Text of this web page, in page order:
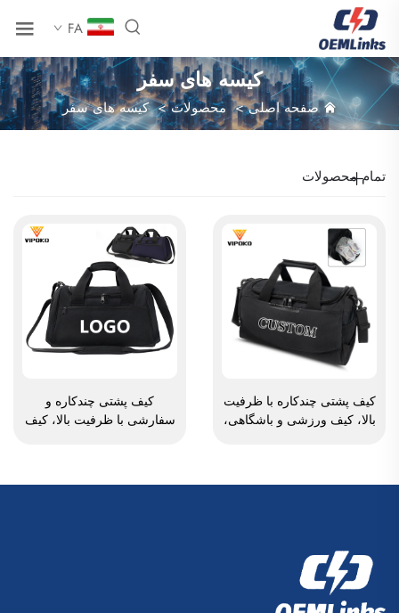
FA
کیسه های سفر
صفحه اصلی>محصولات>کیسه های سفر
تمام محصولات
کیف پشتی چندکاره با ظرفیت
بالا، کیف ورزشی و باشگاهی،
کیف پشتی چندکاره و
سفارشی با ظرفیت بالا، کیف